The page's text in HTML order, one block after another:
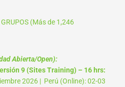
(Más de 1,246
Abierta/Open):
9 (Sites Training) – 16 hrs:
2026 | Perú (Online): 02-03